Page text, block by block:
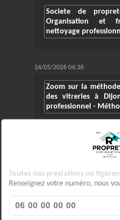
Toutes nos prestations ne
Renseignez votre numéro, nous
Societe de
Organisation et
nettoyage
14/05/2026 04:36
Zoom sur la
des vitreries à
professionnel -
Organisation et
nettoyage
16/04/2026 01:27